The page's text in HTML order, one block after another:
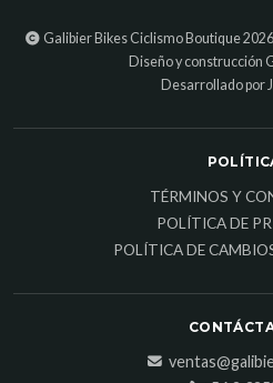
Galibier Bikes Ciclismo Boutique
Diseño y construcción
Desarrollado por
TÉRMINOS Y
POLÍTICA DE
POLÍTICA DE